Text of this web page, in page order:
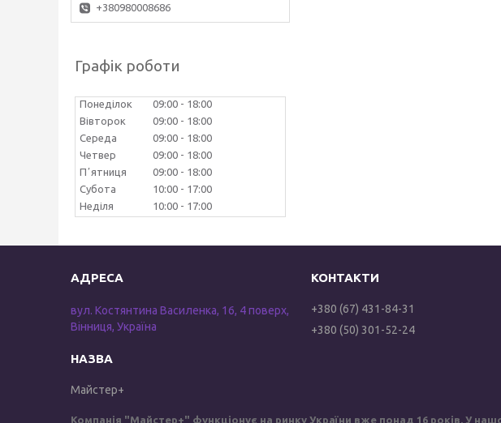
+380980008686
Графік роботи
Понеділок 09:00
18:00
Вівторок
09:00
18:00
Середа
09:00
18:00
Четвер
09:00
18:00
Пʼятниця
09:00
18:00
Субота
10:00
17:00
Неділя
10:00 17:00
вул. Костянтина Василенка, 16, 4 поверх,
Вінниця, Україна
Майстер+
+380 (67) 431-84-31
+380 (50) 301-52-24
Компанія "Майстер+" функціонує на ринку України вже понад 16 років. У